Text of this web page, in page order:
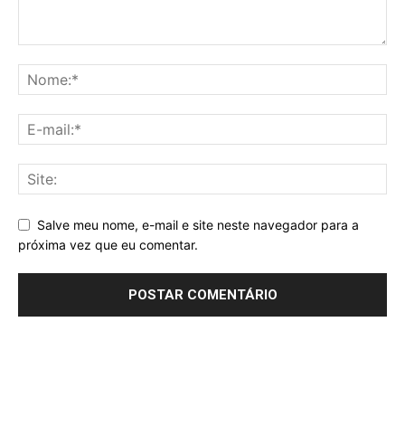
Salve meu nome, e-mail e site neste navegador para a
próxima vez que eu comentar.